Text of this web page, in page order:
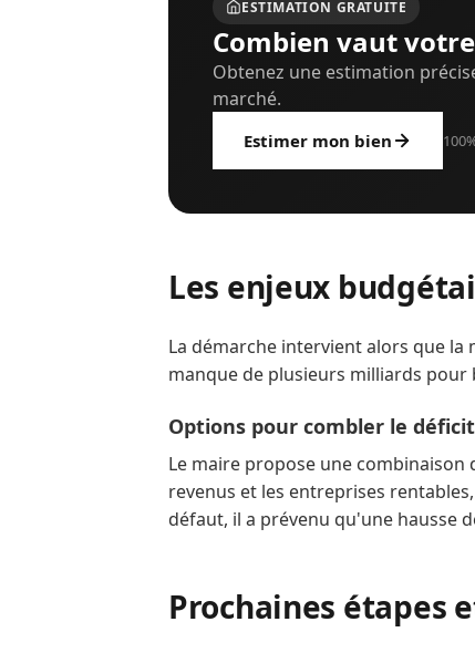
ESTIMATION GRATUITE
Combien vaut
Obtenez une estimation
marché.
Estimer mon bien
Les enjeux
La démarche intervient alors que
manque de plusieurs milliards pour
Options pour combler le déficit
Le maire propose une
revenus et les entreprises
défaut, il a prévenu qu'une hausse
Prochaines étapes